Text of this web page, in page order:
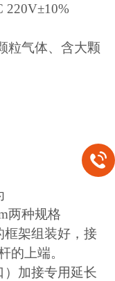
220V±10%
粒气体、含大颗
两种规格
框架组装好，接
的上端。
）加接专用延长